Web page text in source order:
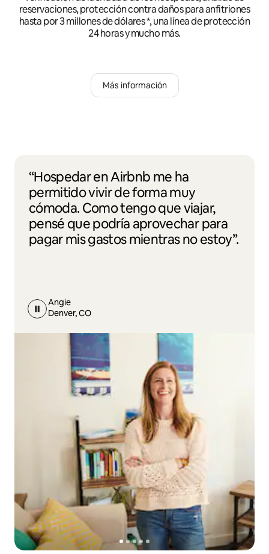
reservaciones, protección contra daños para anfitriones
hasta por 3 millones de dólares *, una línea de protección
24 horas y mucho más.
Más información
“Hospedar en Airbnb me ha
permitido vivir de forma muy
cómoda. Como tengo que viajar,
pensé que podría aprovechar para
pagar mis gastos mientras no estoy”.
Angie
Denver, CO